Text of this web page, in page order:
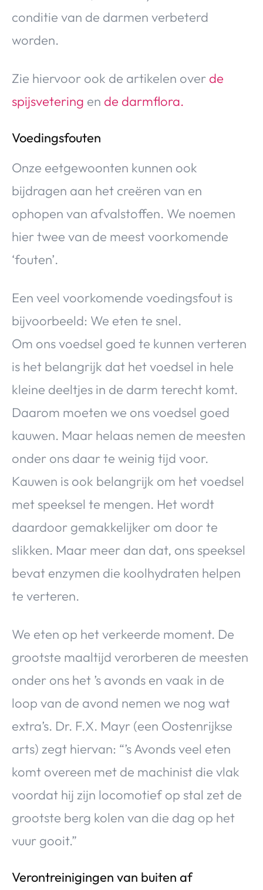
conditie van de darmen verbeterd
worden.
Zie hiervoor ook de artikelen over de
spijsvetering en de darmflora.
Voedingsfouten
Onze eetgewoonten kunnen ook
bijdragen aan het creëren van en
ophopen van afvalstoffen. We noemen
hier twee van de meest voorkomende
‘fouten’.
Een veel voorkomende voedingsfout is
bijvoorbeeld: We eten te snel.
Om ons voedsel goed te kunnen verteren
is het belangrijk dat het voedsel in hele
kleine deeltjes in de darm terecht komt.
Daarom moeten we ons voedsel goed
kauwen. Maar helaas nemen de meesten
onder ons daar te weinig tijd voor.
Kauwen is ook belangrijk om het voedsel
met speeksel te mengen. Het wordt
daardoor gemakkelijker om door te
slikken. Maar meer dan dat, ons speeksel
bevat enzymen die koolhydraten helpen
te verteren.
We eten op het verkeerde moment. De
grootste maaltijd verorberen de meesten
onder ons het ’s avonds en vaak in de
loop van de avond nemen we nog wat
extra’s. Dr. F.X. Mayr (een Oostenrijkse
arts) zegt hiervan: “’s Avonds veel eten
komt overeen met de machinist die vlak
voordat hij zijn locomotief op stal zet de
grootste berg kolen van die dag op het
vuur gooit.”
Verontreinigingen van buiten af